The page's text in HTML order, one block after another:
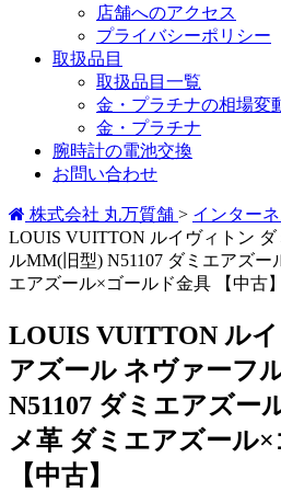
店舗へのアクセス
プライバシーポリシー
取扱品目
取扱品目一覧
金・プラチナの相場変
金・プラチナ
腕時計の電池交換
お問い合わせ
株式会社 丸万質舗 > インター
LOUIS VUITTON ルイヴィトン
ルMM(旧型) N51107 ダミエアズー
エアズール×ゴールド金具 【中古】
LOUIS VUITTON ル
アズール ネヴァーフ
N51107 ダミエアズー
メ革 ダミエアズール
【中古】